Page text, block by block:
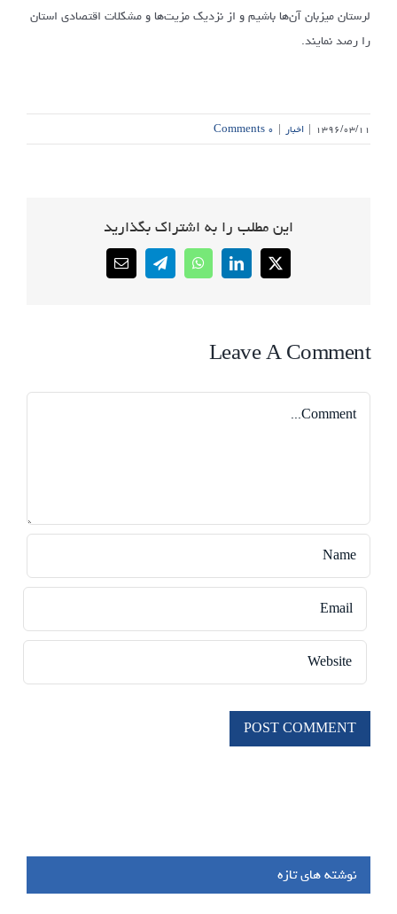
لرستان میزبان آن‌ها باشیم و از نزدیک مزیت‌ها و مشکلات اقتصادی استان
را رصد نمایند.
۱۳۹۶/۰۳/۱۱ | اخبار | ۰ Comments
این مطلب را به اشتراک بگذارید
X
LinkedIn
WhatsApp
Telegram
Email
Leave A Comment
نوشته های تازه